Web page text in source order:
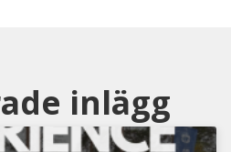
inlägg